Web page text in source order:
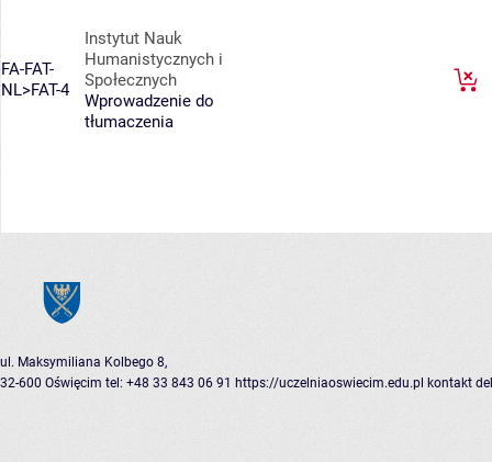
FA-FAT-
NL>FAT-4
Instytut Nauk
Humanistycznych i
Społecznych
Wprowadzenie do
tłumaczenia
ul. Maksymiliana Kolbego 8,
32-600 Oświęcim tel: +48 33 843 06 91 https://uczelniaoswiecim.edu.pl kontakt